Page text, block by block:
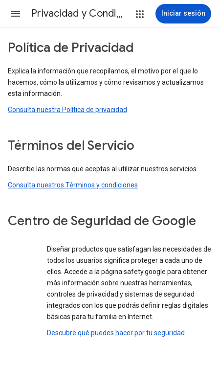
Privacidad y Condiciones Iniciar sesión
Política de Privacidad
Explica la información que recopilamos, el motivo por el que lo
hacemos, cómo la utilizamos y cómo revisamos y actualizamos
esta información.
Consulta nuestra Política de privacidad
Términos del Servicio
Describe las normas que aceptas al utilizar nuestros servicios.
Consulta nuestros Términos y condiciones
Centro de Seguridad de Google
Diseñar productos que satisfagan las necesidades de
todos los usuarios significa proteger a cada uno de
ellos. Accede a la página safety.google para obtener
más información sobre nuestras herramientas,
controles de privacidad y sistemas de seguridad
integrados con los que podrás definir reglas digitales
básicas para tu familia en Internet.
Descubre qué puedes hacer por tu seguridad